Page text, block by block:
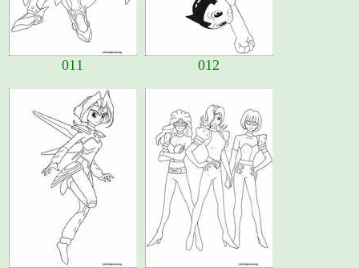
011 012